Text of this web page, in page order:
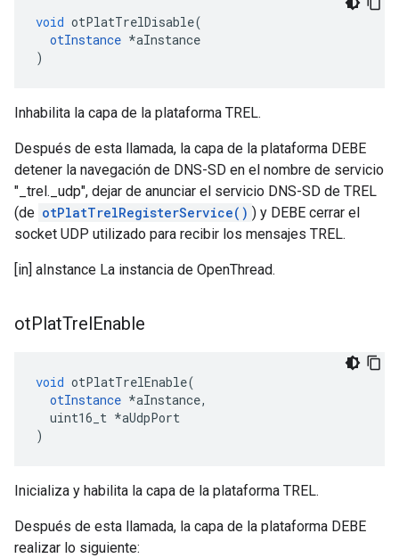
void otPlatTrelDisable(
otInstance *aInstance
)
Inhabilita la capa de la plataforma TREL.
Después de esta llamada, la capa de la plataforma DEBE
detener la navegación de DNS-SD en el nombre de servicio
"_trel._udp", dejar de anunciar el servicio DNS-SD de TREL
(de otPlatTrelRegisterService() ) y DEBE cerrar el
socket UDP utilizado para recibir los mensajes TREL.
[in] aInstance La instancia de OpenThread.
otPlatTrelEnable
void otPlatTrelEnable(
otInstance *aInstance,
uint16_t *aUdpPort
)
Inicializa y habilita la capa de la plataforma TREL.
Después de esta llamada, la capa de la plataforma DEBE
realizar lo siguiente: